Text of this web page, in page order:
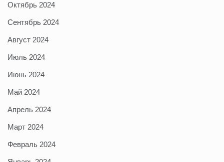
Октябрь 2024
Сентябрь 2024
Август 2024
Июль 2024
Июнь 2024
Май 2024
Апрель 2024
Март 2024
Февраль 2024